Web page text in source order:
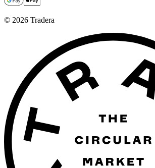
© 2026 Tradera